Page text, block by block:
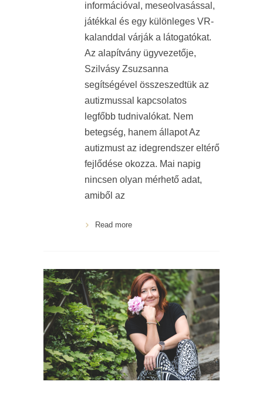
információval, meseolvasással,
játékkal és egy különleges VR-
kalanddal várják a látogatókat.
Az alapítvány ügyvezetője,
Szilvásy Zsuzsanna
segítségével összeszedtük az
autizmussal kapcsolatos
legfőbb tudnivalókat. Nem
betegség, hanem állapot Az
autizmust az idegrendszer eltérő
fejlődése okozza. Mai napig
nincsen olyan mérhető adat,
amiből az
Read more